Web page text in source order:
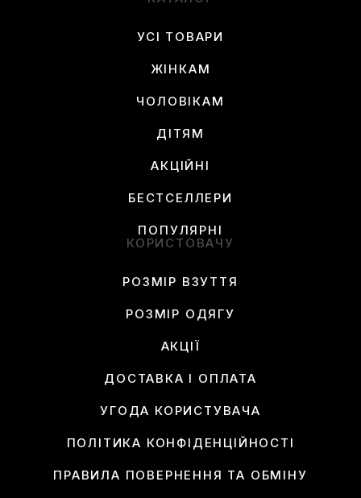
УСІ ТОВАРИ
ЖІНКАМ
ЧОЛОВІКАМ
ДІТЯМ
АКЦІЙНІ
БЕСТСЕЛЛЕРИ
ПОПУЛЯРНІ
КОРИСТОВАЧУ
РОЗМІР ВЗУТТЯ
РОЗМІР ОДЯГУ
АКЦІЇ
ДОСТАВКА І ОПЛАТА
УГОДА КОРИСТУВАЧА
ПОЛІТИКА КОНФІДЕНЦІЙНОСТІ
ПРАВИЛА ПОВЕРНЕННЯ ТА ОБМІНУ